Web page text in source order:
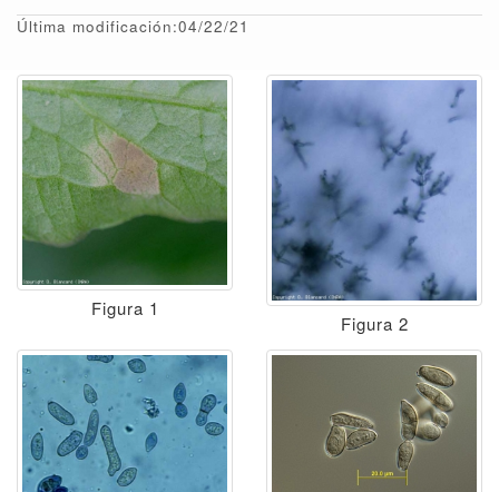
Última modificación:04/22/21
Figura 1
Figura 2